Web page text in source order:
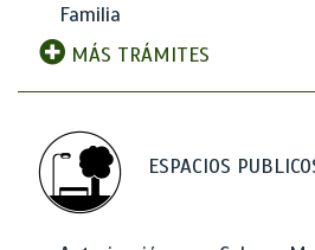
Familia
MÁS TRÁMITES
ESPACIOS